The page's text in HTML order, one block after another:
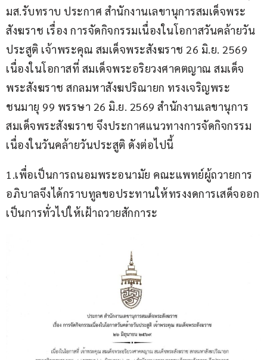
มส.รับทราบ ประกาศ สำนักงานเลขานุการสมเด็จพระ
สังฆราช เรื่อง การจัดกิจกรรมเนื่องในโอกาสวันคล้ายวัน
ประสูติ เจ้าพระคุณ สมเด็จพระสังฆราช 26 มิ.ย. 2569
เนื่องในโอกาสที่ สมเด็จพระอริยวงศาคตญาณ สมเด็จ
พระสังฆราช สกลมหาสังฆปริณายก ทรงเจริญพระ
ชนมายุ 99 พรรษา 26 มิ.ย. 2569 สำนักงานเลขานุการ
สมเด็จพระสังฆราช จึงประกาศแนวทางการจัดกิจกรรม
เนื่องในวันคล้ายวันประสูติ ดังต่อไปนี้
1.เพื่อเป็นการถนอมพระอนามัย คณะแพทย์ผู้ถวายการ
อภิบาลจึงได้กราบทูลขอประทานให้ทรงงดการเสด็จออก
เป็นการทั่วไปให้เฝ้าถวายสักการะ